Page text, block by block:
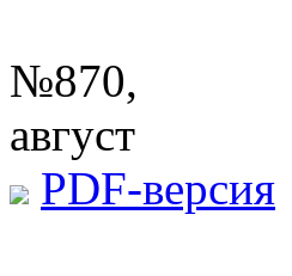
№870,
август
PDF-версия